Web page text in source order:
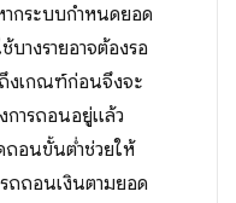
ากระบบกำหนดยอด
างรายอาจต้องรอ
งเกณฑ์ก่อนจึงจะ
การถอนอยู่แล้ว
อนขั้นต่ำช่วยให้
รถถอนเงินตามยอด